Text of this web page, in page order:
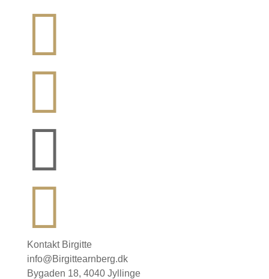




Kontakt Birgitte
info@Birgittearnberg.dk
Bygaden 18, 4040 Jyllinge